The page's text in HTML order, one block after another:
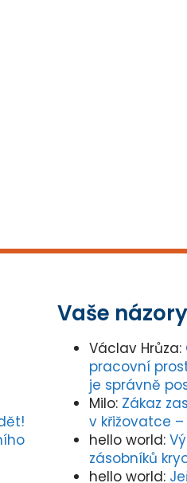
Vaše názory
Václav Hrůza:
pracovní
je správně
Milo: Zákaz
v křižovatce
hello world:
zásobníků
hello world: